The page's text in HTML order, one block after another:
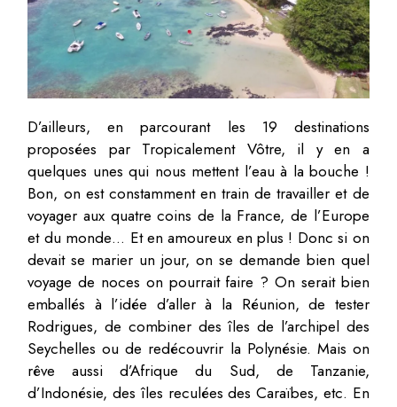
D’ailleurs, en parcourant les 19 destinations
proposées par Tropicalement Vôtre, il y en a
quelques unes qui nous mettent l’eau à la bouche !
Bon, on est constamment en train de travailler et de
voyager aux quatre coins de la France, de l’Europe
et du monde… Et en amoureux en plus ! Donc si on
devait se marier un jour, on se demande bien quel
voyage de noces on pourrait faire ? On serait bien
emballés à l’idée d’aller à la Réunion, de tester
Rodrigues, de combiner des îles de l’archipel des
Seychelles ou de redécouvrir la Polynésie. Mais on
rêve aussi d’Afrique du Sud, de Tanzanie,
d’Indonésie, des îles reculées des Caraïbes, etc. En